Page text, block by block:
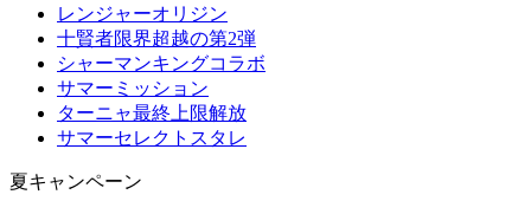
レンジャーオリジン
十賢者限界超越の第2弾
シャーマンキングコラボ
サマーミッション
ターニャ最終上限解放
サマーセレクトスタレ
夏キャンペーン